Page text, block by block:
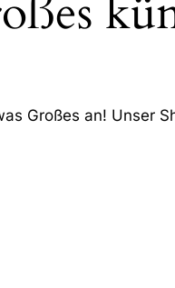
Großes an! Unser